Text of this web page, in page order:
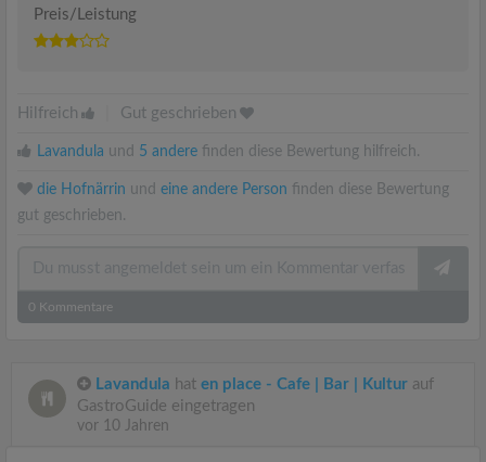
Preis/Leistung
Hilfreich Gut geschrieben
Lavandula und 5 andere finden diese Bewertung hilfreich.
die Hofnärrin und eine andere Person finden diese Bewertung
gut geschrieben.
0 Kommentare
Lavandula hat en place - Cafe | Bar | Kultur auf
GastroGuide eingetragen
vor 10 Jahren